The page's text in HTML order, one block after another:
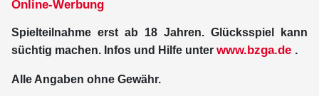
Online-Werbung
Spielteilnahme erst ab 18 Jahren. Glücksspiel kann
süchtig machen. Infos und Hilfe unter www.bzga.de .
Alle Angaben ohne Gewähr.